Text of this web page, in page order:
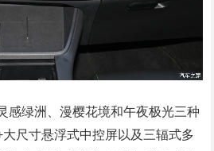
感绿洲、漫樱花境和午夜极光三种
尺寸悬浮式中控屏以及三辐式多